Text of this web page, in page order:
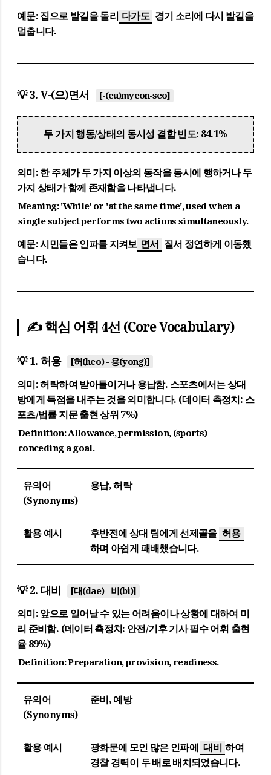
예문: 집으로 발길을 돌리 다가도 경기 소리에 다시 발길을
멈춥니다.
💡 3. V-(으)면서 [-(eu)myeon-seo]
두 가지 행동/상태의 동시성 결합 빈도: 84.1%
의미: 한 주체가 두 가지 이상의 동작을 동시에 행하거나 두
가지 상태가 함께 존재함을 나타냅니다.
Meaning:'While' or 'at the same time', used when a
single subject performs two actions simultaneously.
예문:시민들은 인파를 지켜보 면서
질서 정연하게 이동했
습니다.
✍ 핵심 어휘 4선 (Core Vocabulary)
💡 1. 허용 [허(heo) - 용(yong)]
의미:허락하여 받아들이거나 용납함. 스포츠에서는 상대
방에게 득점을 내주는 것을 의미합니다. (데이터 측정치: 스
포츠/법률 지문 출현 상위 7%)
Definition:Allowance, permission, (sports)
conceding a goal.
유의어
(Synonyms)
용납, 허락
활용 예시 후반전에 상대 팀에게 선제골을 허용
하며 아쉽게 패배했습니다.
💡 2. 대비 [대(dae) - 비(bi)]
의미: 앞으로 일어날 수 있는 어려움이나 상황에 대하여 미
리 준비함. (데이터 측정치: 안전/기후 기사 필수 어휘 출현
율 89%)
Definition:Preparation, provision, readiness.
유의어
(Synonyms)
준비, 예방
활용 예시 광화문에 모인 많은 인파에 대비 하여
경찰 경력이 두 배로 배치되었습니다.